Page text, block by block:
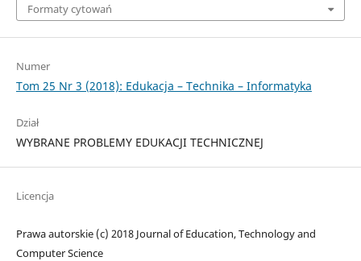
Formaty cytowań
Numer
Tom 25 Nr 3 (2018): Edukacja – Technika – Informatyka
Dział
WYBRANE PROBLEMY EDUKACJI TECHNICZNEJ
Licencja
Prawa autorskie (c) 2018 Journal of Education, Technology and
Computer Science